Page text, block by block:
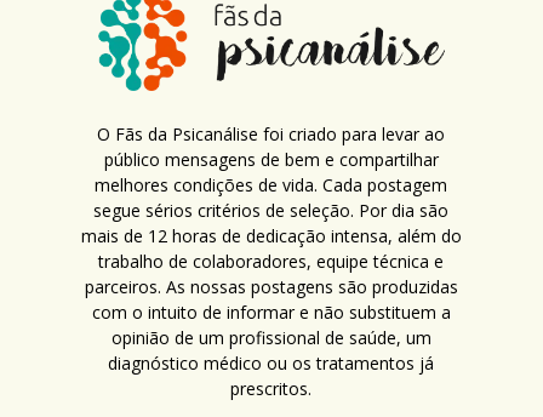
O Fãs da Psicanálise foi criado para levar ao
público mensagens de bem e compartilhar
melhores condições de vida. Cada postagem
segue sérios critérios de seleção. Por dia são
mais de 12 horas de dedicação intensa, além do
trabalho de colaboradores, equipe técnica e
parceiros. As nossas postagens são produzidas
com o intuito de informar e não substituem a
opinião de um profissional de saúde, um
diagnóstico médico ou os tratamentos já
prescritos.